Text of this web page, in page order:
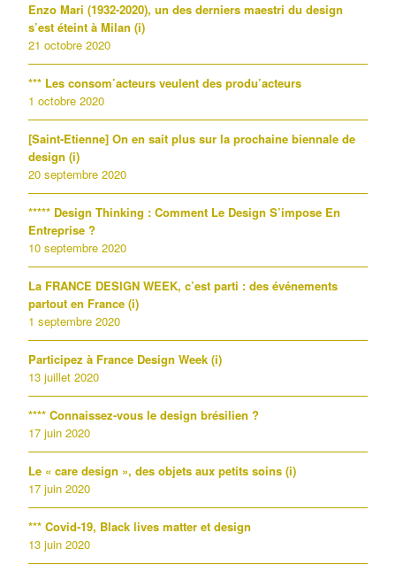
Enzo Mari (1932-2020), un des derniers maestri du design
s’est éteint à Milan (i)
21 octobre 2020
*** Les consom’acteurs veulent des produ’acteurs
1 octobre 2020
[Saint-Etienne] On en sait plus sur la prochaine biennale de
design (i)
20 septembre 2020
***** Design Thinking : Comment Le Design S’impose En
Entreprise ?
10 septembre 2020
La FRANCE DESIGN WEEK, c’est parti : des événements
partout en France (i)
1 septembre 2020
Participez à France Design Week (i)
13 juillet 2020
**** Connaissez-vous le design brésilien ?
17 juin 2020
Le « care design », des objets aux petits soins (i)
17 juin 2020
*** Covid-19, Black lives matter et design
13 juin 2020